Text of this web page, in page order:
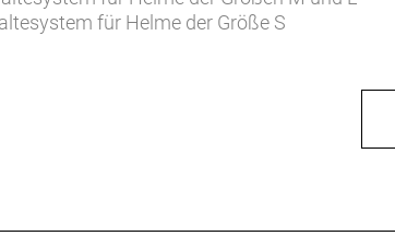
für Helme der Größe S